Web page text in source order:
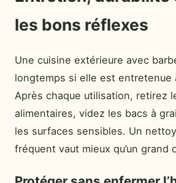
les bons réflexes
Une cuisine extérieure avec
longtemps si elle est entretenue
Après chaque utilisation, retirez
alimentaires, videz les bacs à
les surfaces sensibles. Un
fréquent vaut mieux qu’un grand